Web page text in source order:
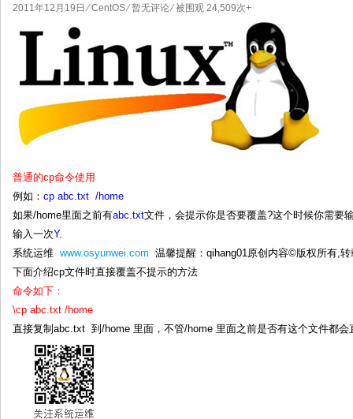
国产化操作系统欧拉openEuler编 国产化操作系统Anolis OS编
2011年12月19日 ⁄CentOS ⁄暂无评论⁄ 被围观 24,509次+
普通的cp命令使用
例如： cp abc.txt /home
如果/home里面之前有abc.txt文件，会提示你是否要覆盖?这个时候你需要
输入一次Y.
系统运维 www.osyunwei.com 温馨提醒：qihang01原创内容©版权所有,
下面介绍cp文件时直接覆盖不提示的方法
命令如下：
\cp abc.txt /home
直接复制abc.txt 到/home 里面，不管/home 里面之前是否有这个文件都会